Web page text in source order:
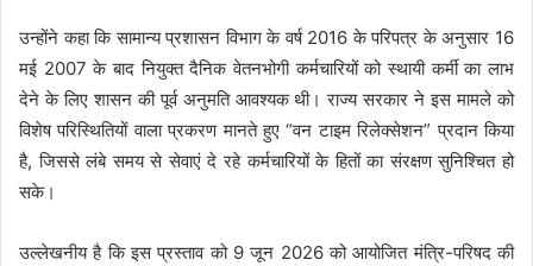
उन्होंने कहा कि सामान्य प्रशासन विभाग के वर्ष 2016 के परिपत्र के अनुसार 16
मई 2007 के बाद नियुक्त दैनिक वेतनभोगी कर्मचारियों को स्थायी कर्मी का लाभ
देने के लिए शासन की पूर्व अनुमति आवश्यक थी। राज्य सरकार ने इस मामले को
विशेष परिस्थितियों वाला प्रकरण मानते हुए “वन टाइम रिलेक्सेशन” प्रदान किया
है, जिससे लंबे समय से सेवाएं दे रहे कर्मचारियों के हितों का संरक्षण सुनिश्चित हो
सके।
उल्लेखनीय है कि इस प्रस्ताव को 9 जून 2026 को आयोजित मंत्रि-परिषद की